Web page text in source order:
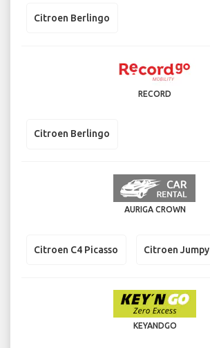
Citroen Berlingo
RECORD
Citroen Berlingo
AURIGA CROWN
Citroen C4 Picasso Citroen Jumpy
KEYANDGO